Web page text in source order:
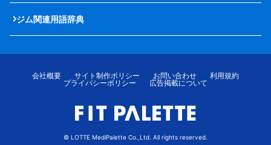
ジム関連用語辞典
会社概要 サイト制作ポリシー お問い合わせ
利用規約
プライバシーポリシー
広告掲載について
© LOTTE MediPalette Co.,Ltd. All rights reserved.